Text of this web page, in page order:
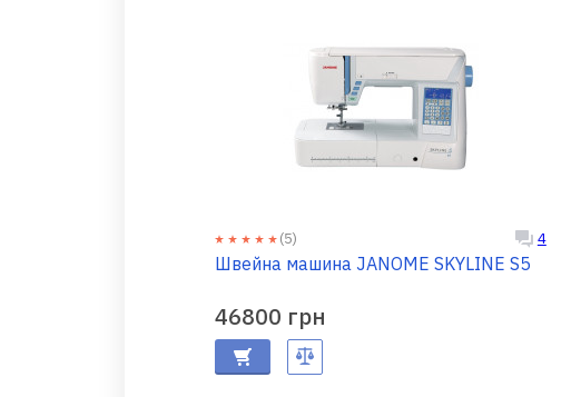
(5) 4
Швейна машина JANOME SKYLINE S5
46800 грн